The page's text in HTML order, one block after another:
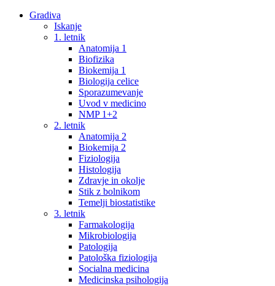
Gradiva
Iskanje
1. letnik
Anatomija 1
Biofizika
Biokemija 1
Biologija celice
Sporazumevanje
Uvod v medicino
NMP 1+2
2. letnik
Anatomija 2
Biokemija 2
Fiziologija
Histologija
Zdravje in okolje
Stik z bolnikom
Temelji biostatistike
3. letnik
Farmakologija
Mikrobiologija
Patologija
Patološka fiziologija
Socialna medicina
Medicinska psihologija